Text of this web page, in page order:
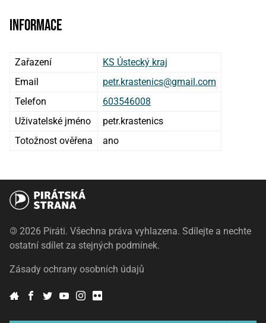
Informace
Zařazení
KS Ústecký kraj
Email
petr.krastenics@gmail.com
Telefon
603546008
Uživatelské jméno
petr.krastenics
Totožnost ověřena
ano
© 2026 Piráti. Všechna práva vyhlazena. Sdílejte a nechte
ostatní sdílet za stejných podmínek.
Zásady ochrany osobních údajů